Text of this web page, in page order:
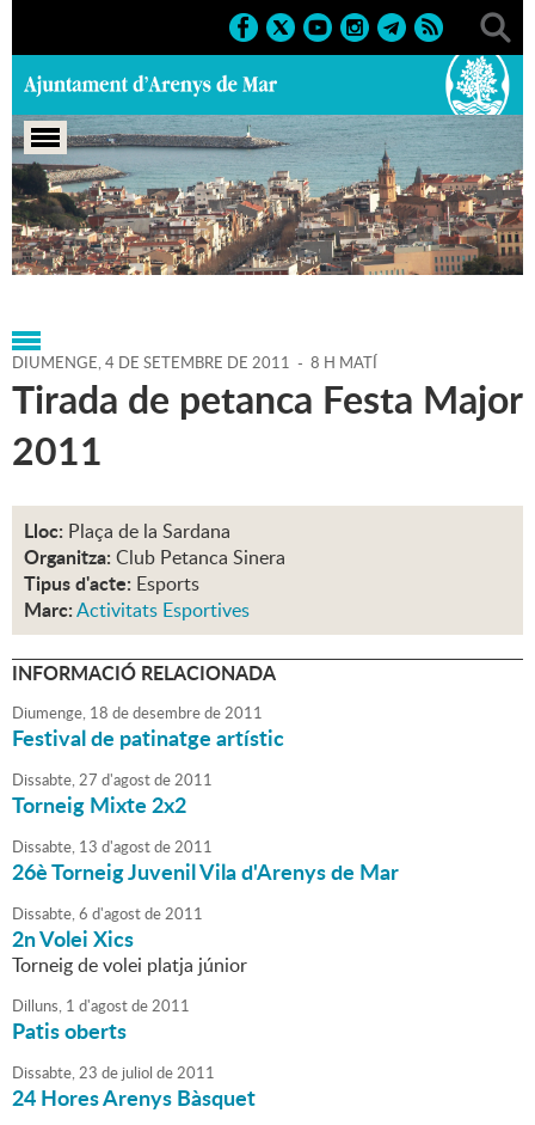
Portada > Agenda > 04-09-
2011 > Marcs > Esportius > 2011 > Activitats Esportives
DIUMENGE,4 DE SETEMBRE DE 2011 - 8 H MATÍ
Tirada de petanca Festa Major
2011
Lloc: Plaça de la Sardana
Organitza: Club Petanca Sinera
Tipus d'acte: Esports
Marc:Activitats Esportives
INFORMACIÓ RELACIONADA
Diumenge, 18 dedesembrede2011
Festival de patinatge artístic
Dissabte,27 d'agostde2011
Torneig Mixte 2x2
Dissabte, 13 d'agostde2011
26è Torneig Juvenil Vila d'Arenys de Mar
Dissabte,6 d'agostde2011
2n Volei Xics
Torneig de volei platja júnior
Dilluns, 1 d'agostde2011
Patis oberts
Dissabte,23 de juliol de2011
24 Hores Arenys Bàsquet